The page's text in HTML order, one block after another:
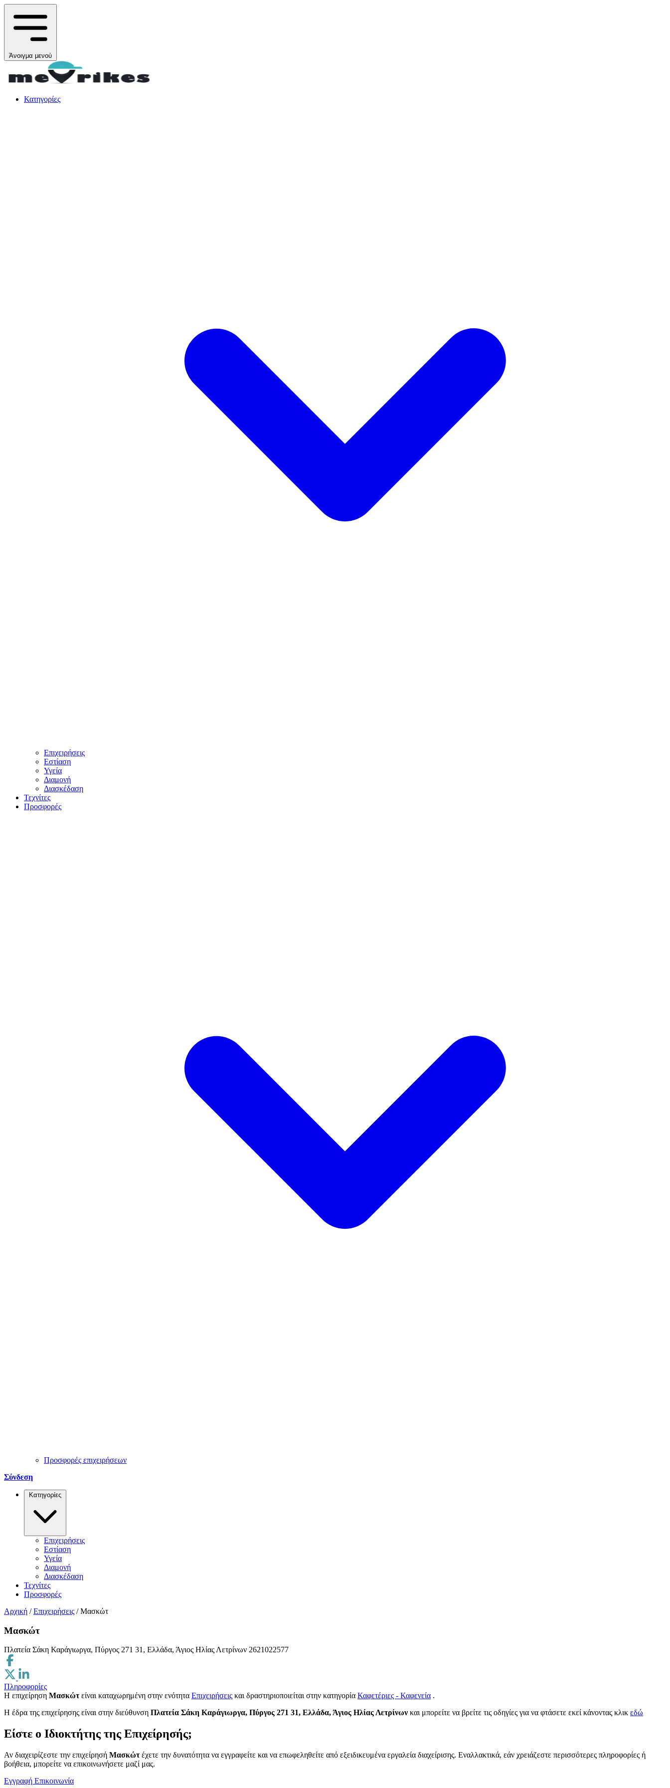
Άνοιγμα μενού
Κατηγορίες
Επιχειρήσεις
Εστίαση
Υγεία
Διαμονή
Διασκέδαση
Τεχνίτες
Προσφορές
Προσφορές επιχειρήσεων
Σύνδεση
Κατηγορίες
Επιχειρήσεις
Εστίαση
Υγεία
Διαμονή
Διασκέδαση
Τεχνίτες
Προσφορές
Αρχική / Επιχειρήσεις / Μασκώτ
Μασκώτ
Πλατεία Σάκη Καράγιωργα, Πύργος 271 31, Ελλάδα, Άγιος Ηλίας Λετρίνων 2621022577
Πληροφορίες
Η επιχείρηση Μασκώτείναι καταχωρημένη στην ενότητα Επιχειρήσεις και δραστηριοποιείται στην κατηγορία Καφετέριες - Καφενεία .
H έδρα της επιχείρησης είναι στην διεύθυνση Πλατεία Σάκη Καράγιωργα, Πύργος 271 31, Ελλάδα, Άγιος Ηλίας Λετρίνων και μπορείτε να βρείτε τις οδηγίες για να φτάσετε εκεί κάνοντας κλικ εδώ
Είστε ο Ιδιοκτήτης της Επιχείρησής;
Αν διαχειρίζεστε την επιχείρησή Μασκώτέχετε την δυνατότητα να εγγραφείτε και να επωφεληθείτε από εξειδικευμένα εργαλεία διαχείρισης. Εναλλακτικά, εάν χρειάζεστε περισσότερες πληροφορίες ή
βοήθεια, μπορείτε να επικοινωνήσετε μαζί μας.
Εγγραφή Επικοινωνία